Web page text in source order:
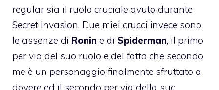
regular sia il ruolo cruciale avuto durante
Secret Invasion. Due miei crucci invece sono
le assenze di Ronin e di Spiderman, il primo
per via del suo ruolo e del fatto che secondo
me è un personaggio finalmente sfruttato a
dovere ed il secondo per via della sua